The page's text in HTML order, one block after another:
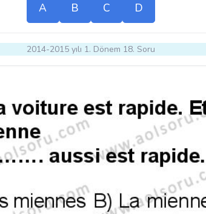
A B C D
2014-2015 yılı 1. Dönem 18. Soru